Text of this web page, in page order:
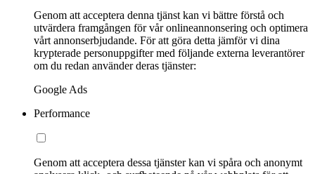
Genom att acceptera denna tjänst kan vi bättre förstå och
utvärdera framgången för vår onlineannonsering och optimera
vårt annonserbjudande. För att göra detta jämför vi dina
krypterade personuppgifter med följande externa leverantörer
om du redan använder deras tjänster:
Google Ads
Performance
Genom att acceptera dessa tjänster kan vi spåra och anonymt